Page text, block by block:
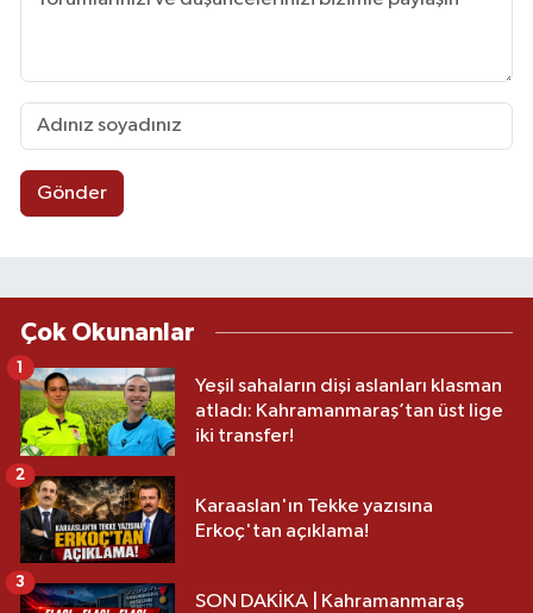
Gönder
Çok Okunanlar
Yeşil sahaların dişi aslanları klasman
atladı: Kahramanmaraş’tan üst lige
iki transfer!
1
Karaaslan'ın Tekke yazısına
Erkoç'tan açıklama!
2
SON DAKİKA | Kahramanmaraş
3